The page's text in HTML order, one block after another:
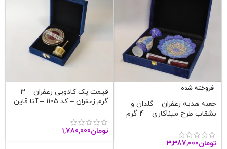
فروخته شده
جعبه هدیه زعفران – گلدان و
بشقاب طرح میناکاری – 4 گرم –
تومان3,387,000
قیمت پک کادویی زعفران – 3
گرم زعفران – کد 1105 – آنا قاین
تومان1,780,000